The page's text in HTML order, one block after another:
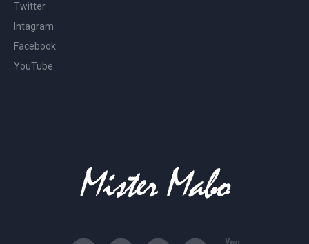
Twitter
Intagram
Facebook
YouTube